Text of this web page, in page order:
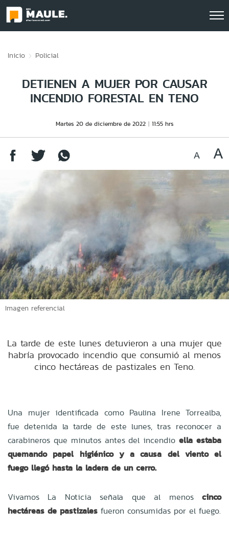
Inicio Policial
DETIENEN A MUJER POR CAUSAR
INCENDIO FORESTAL EN TENO
Martes 20 de diciembre de 2022 11:55 hrs
Imagen referencial
La tarde de este lunes detuvieron a una mujer que
habría provocado incendio que consumió al menos
cinco hectáreas de pastizales en Teno.
Una mujer identificada como Paulina Irene Torrealba,
fue detenida la tarde de este lunes, tras reconocer a
carabineros que minutos antes del incendioella estaba
quemando papel higiénico y a causa del viento el
fuego llegó hasta la ladera de un cerro.
Vivamos La Noticia señala que al menoscinco
hectáreas de pastizales fueron consumidas por el fuego.